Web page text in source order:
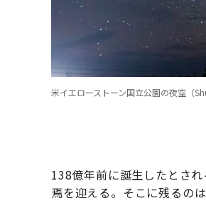
米イエローストーン国立公園の夜空（
138億年前に誕生したとさ
焉を迎える。そこに残るの